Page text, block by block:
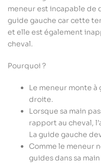
meneur est incapable de
guide gauche car cette
et elle est également
cheval.
Pourquoi ?
Le meneur monte à
droite.
Lorsque sa main
rapport au cheval,
La guide gauche
Comme le meneur
guides dans sa